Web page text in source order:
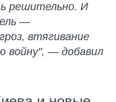
решительно. И
—
втягивание
войну", — добавил